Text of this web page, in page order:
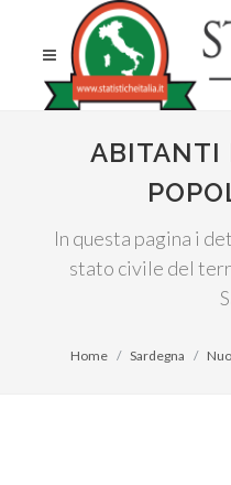
ABITANTI
In questa pagina i
stato civile del
Home Sardegna